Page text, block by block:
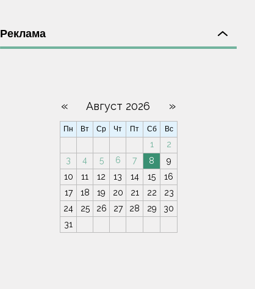
Реклама
« Август 2026 »
Пн Вт Ср Чт Пт Сб Вс
1
2
3
4 5 6 7 8
9
10
11 12 13 14 15
16
17
18 19 20 21 22
23
24
25 26 27 28 29
30
31